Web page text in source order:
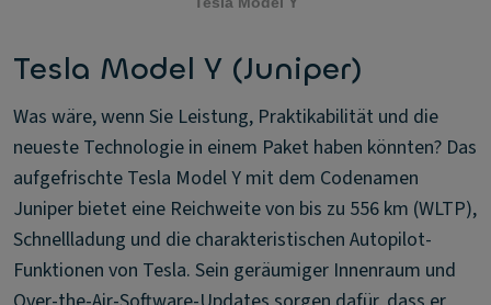
Tesla Model Y (Juniper)
Was wäre, wenn Sie Leistung, Praktikabilität und die
neueste Technologie in einem Paket haben könnten? Das
aufgefrischte Tesla Model Y mit dem Codenamen
Juniper bietet eine Reichweite von bis zu 556 km (WLTP),
Schnellladung und die charakteristischen Autopilot-
Funktionen von Tesla. Sein geräumiger Innenraum und